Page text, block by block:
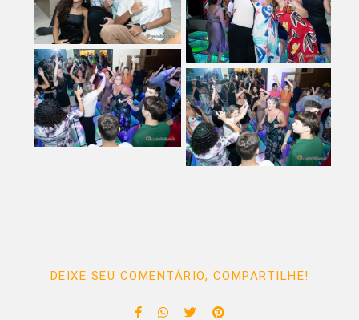
DEIXE SEU COMENTÁRIO, COMPARTILHE!